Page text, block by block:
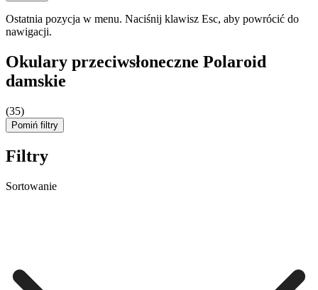
Ostatnia pozycja w menu. Naciśnij klawisz Esc, aby powrócić do
nawigacji.
Okulary przeciwsłoneczne Polaroid
damskie
(35)
Pomiń filtry
Filtry
Sortowanie